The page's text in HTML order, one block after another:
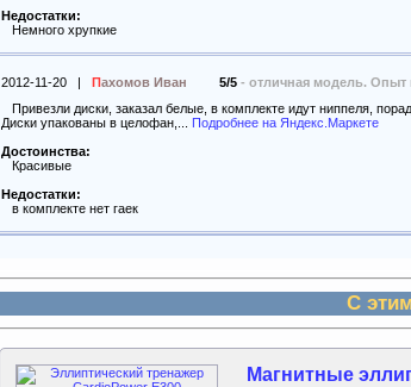
Недостатки:
Немного хрупкие
2012-11-20 | Пахомов Иван 5/5 - отличная модель. Опыт
Привезли диски, заказал белые, в комплекте идут ниппеля,
Диски упакованы в целофан,... Подробнее на Яндекс.Маркете
Достоинства:
Красивые
Недостатки:
в комплекте нет гаек
С
Магнитные